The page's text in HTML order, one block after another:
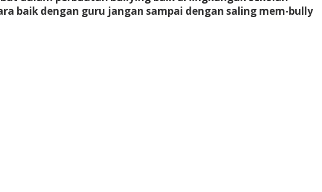
baik dengan guru jangan sampai dengan saling mem-bully